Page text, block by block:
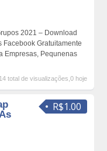
2021 – Download
Gratuitamente
Empresas, Pequnenas
total de visualizações,0 hoje
R$1.00